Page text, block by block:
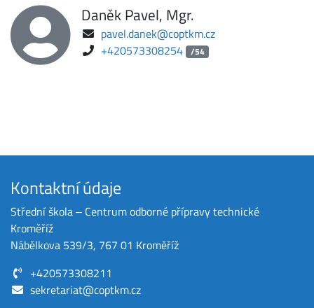
Daněk Pavel, Mgr.
pavel.danek@coptkm.cz
+420573308254 /54
Kontaktní údaje
Střední škola ‒ Centrum odborné přípravy technické
Kroměříž
Nábělkova 539/3, 767 01 Kroměříž
+420573308211
sekretariat@coptkm.cz